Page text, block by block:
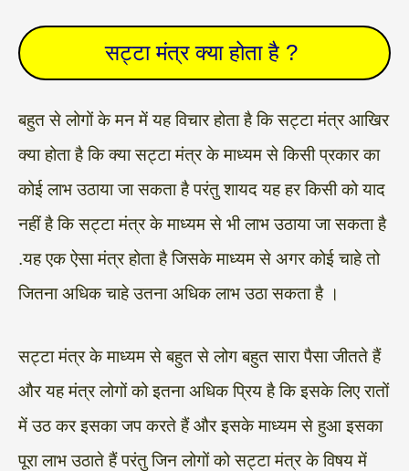
सट्टा मंत्र क्या होता है ?
बहुत से लोगों के मन में यह विचार होता है कि सट्टा मंत्र आखिर
क्या होता है कि क्या सट्टा मंत्र के माध्यम से किसी प्रकार का
कोई लाभ उठाया जा सकता है परंतु शायद यह हर किसी को याद
नहीं है कि सट्टा मंत्र के माध्यम से भी लाभ उठाया जा सकता है
.यह एक ऐसा मंत्र होता है जिसके माध्यम से अगर कोई चाहे तो
जितना अधिक चाहे उतना अधिक लाभ उठा सकता है ।
सट्टा मंत्र के माध्यम से बहुत से लोग बहुत सारा पैसा जीतते हैं
और यह मंत्र लोगों को इतना अधिक प्रिय है कि इसके लिए रातों
में उठ कर इसका जप करते हैं और इसके माध्यम से हुआ इसका
पूरा लाभ उठाते हैं परंतु जिन लोगों को सट्टा मंत्र के विषय में